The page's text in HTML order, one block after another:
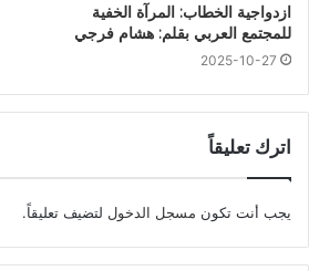
ازدواجية الخطاب: المرآة الخفية
للمجتمع العربي بقلم: هشام فرجي
2025-10-27
اترك تعليقاً
يجب أنت تكون مسجل الدخول لتضيف تعليقاً.